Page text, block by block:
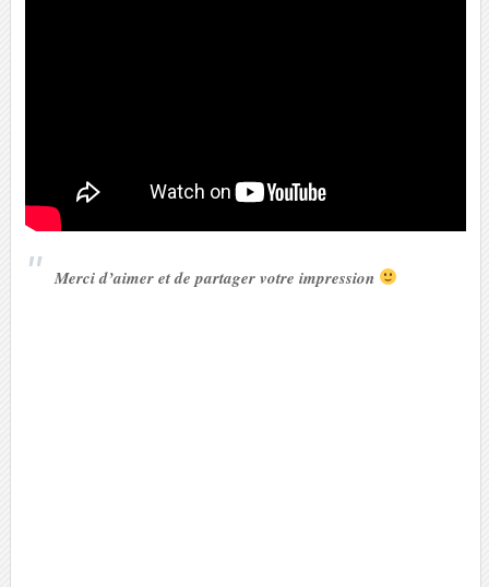
Merci d’aimer et de partager votre impression